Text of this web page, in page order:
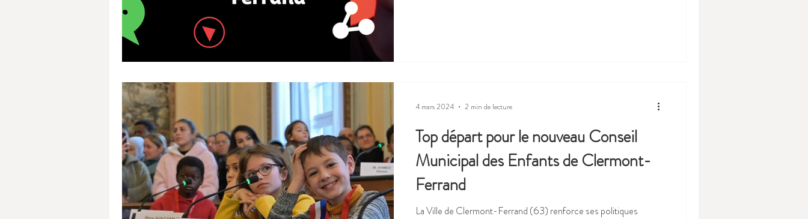
Top départ pour le nouveau Conseil
Municipal des Enfants de Clermont-
Ferrand
La Ville de Clermont-Ferrand (63) renforce ses politiques
4 mars 2024 2 min de lecture